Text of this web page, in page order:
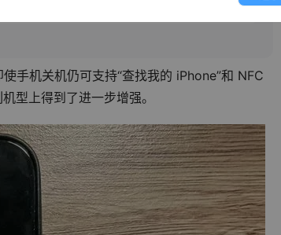
手机关机仍可支持“查找我的 iPhone”和 NFC
型上得到了进一步增强。